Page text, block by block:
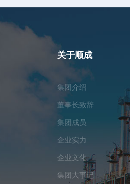
关于顺成
集团介绍
董事长致辞
集团成员
企业实力
企业文化
集团大事记